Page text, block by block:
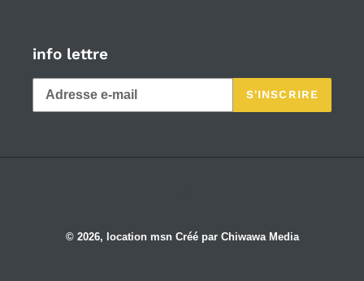
info lettre
S'INSCRIRE
© 2026, location msn Créé par Chiwawa Media